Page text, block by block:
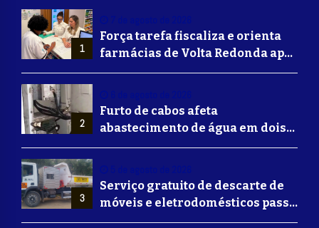
1
Força tarefa fiscaliza e orienta
farmácias de Volta Redonda após
alerta de falsificação de
2
Furto de cabos afeta
abastecimento de água em dois
bairros de Volta Redonda
3
Serviço gratuito de descarte de
móveis e eletrodomésticos passa
a ser oferecido em Volta